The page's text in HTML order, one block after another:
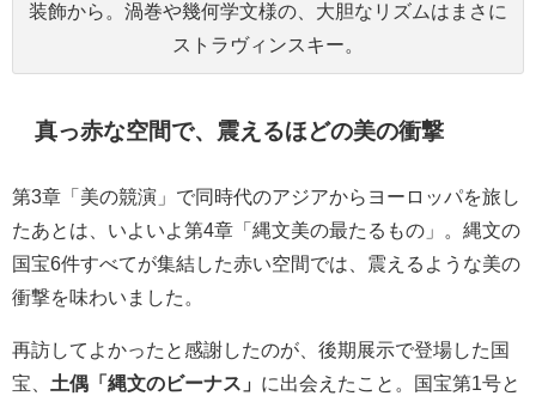
装飾から。渦巻や幾何学文様の、大胆なリズムはまさに
ストラヴィンスキー。
真っ赤な空間で、震えるほどの美の衝撃
第3章「美の競演」で同時代のアジアからヨーロッパを旅し
たあとは、いよいよ第4章「縄文美の最たるもの」。縄文の
国宝6件すべてが集結した赤い空間では、震えるような美の
衝撃を味わいました。
再訪してよかったと感謝したのが、後期展示で登場した国
宝、 土偶「縄文のビーナス」 に出会えたこと。国宝第1号と